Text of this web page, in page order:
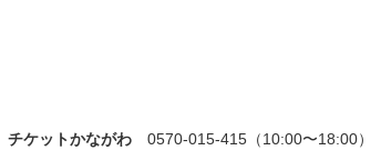
チケットかながわ 0570-015-415（10:00〜18:00）